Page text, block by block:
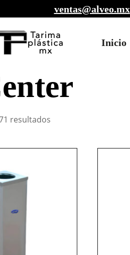
ventas@alveo.mx
Inicio
resultados